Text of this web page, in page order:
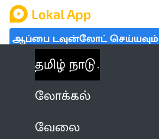
ஆப்பை டவுன்லோட் செய்யவும்
தமிழ் நாடு
லோக்கல்
வேலை